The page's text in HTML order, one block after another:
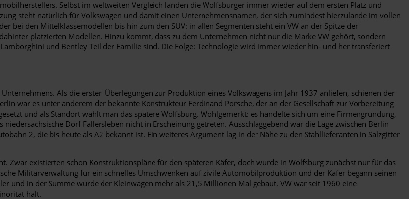
Selbst im weltweiten Vergleich landen die Wolfsburger immer wieder auf dem ersten Platz und
steht natürlich für Volkswagen und damit einen Unternehmensnamen, der sich zumindest hierzulande im vollen
bei den Mittelklassemodellen bis hin zum den SUV: in allen Segmenten steht ein VW an der Spitze der
platzierten Modellen. Hinzu kommt, dass zu dem Unternehmen nicht nur die Marke VW gehört, sondern
und Bentley Teil der Familie sind. Die Folge: Technologie wird immer wieder hin- und her transferiert
Als die ersten Überlegungen zur Produktion eines Volkswagens im Jahr 1937 anliefen, schienen der
war es unter anderem der bekannte Konstrukteur Ferdinand Porsche, der an der Gesellschaft zur Vorbereitung
und als Standort wählt man das spätere Wolfsburg. Wohlgemerkt: es handelte sich um eine Firmengründung,
Dorf Fallersleben nicht in Erscheinung getreten. Ausschlaggebend war die Lage zwischen Berlin
2, die bis heute als A2 bekannt ist. Ein weiteres Argument lag in der Nähe zu den Stahllieferanten in Salzgitter
Zwar existierten schon Konstruktionspläne für den späteren Käfer, doch wurde in Wolfsburg zunächst nur für das
Militärverwaltung für ein schnelles Umschwenken auf zivile Automobilproduktion und der Käfer begann seinen
und in der Summe wurde der Kleinwagen mehr als 21,5 Millionen Mal gebaut. VW war seit 1960 eine
hält.